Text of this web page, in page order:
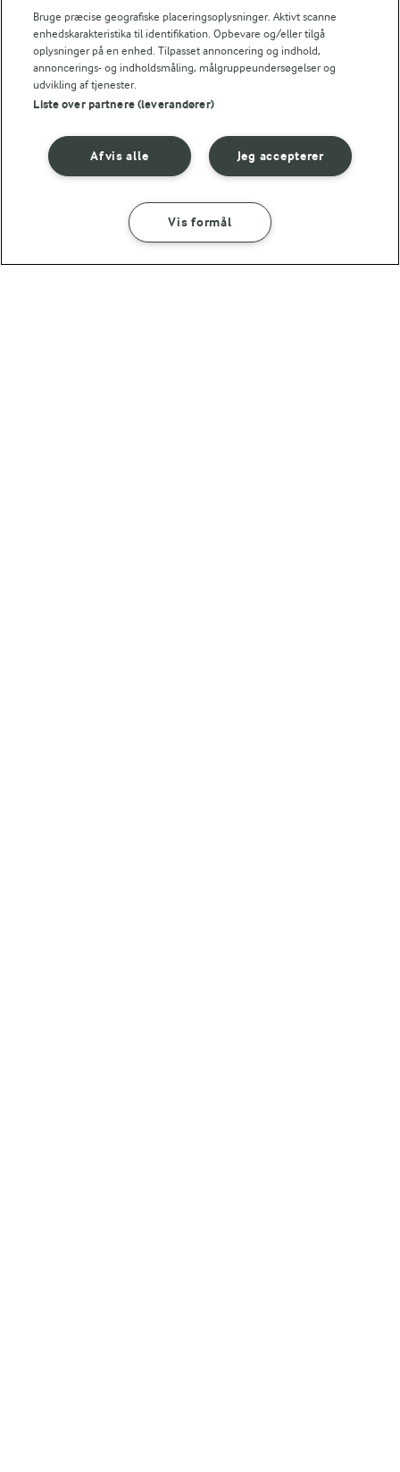
Energiindhold:
1232 kJ / 294 kcal
Lækker klassisk italiensk dessert - serveret i
portionsglas.
SÅDAN GØR DU INGREDIENSER
Bruge præcise geografiske placeringsoplysninger. Aktivt scanne
enhedskarakteristika til identifikation. Opbevare og/eller tilgå
oplysninger på en enhed. Tilpasset annoncering og indhold,
annoncerings- og indholdsmåling, målgruppeundersøgelser og
udvikling af tjenester.
Liste over partnere (leverandører)
Jeg accepterer
Afvis alle
Vis formål